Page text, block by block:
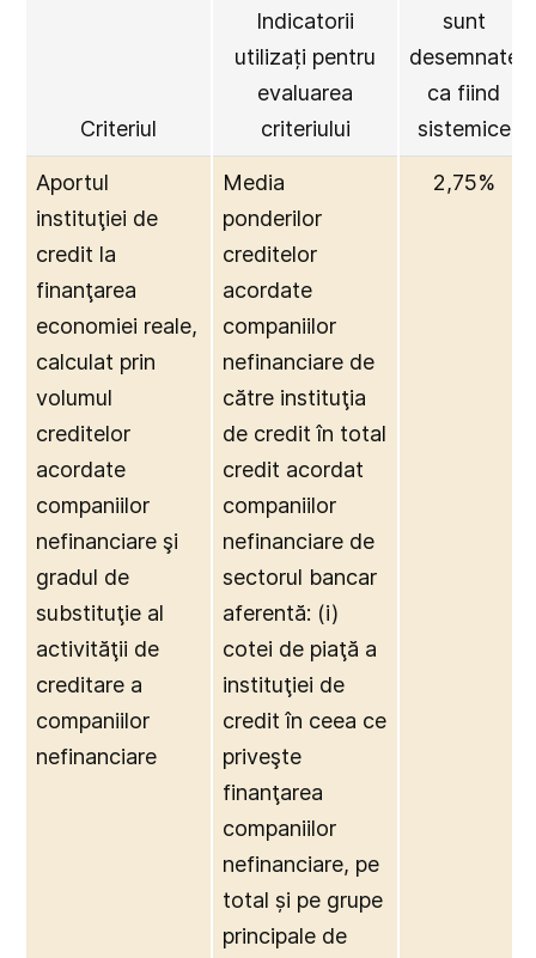
Criteriul
Indicatorii
utilizați pentru
evaluarea
criteriului
sunt
desemnate
ca fiind
sistemice
Aportul
instituţiei de
credit la
finanţarea
economiei reale,
calculat prin
volumul
creditelor
acordate
companiilor
nefinanciare şi
gradul de
substituţie al
activităţii de
creditare a
companiilor
nefinanciare
Media
ponderilor
creditelor
acordate
companiilor
nefinanciare de
către instituţia
de credit în total
credit acordat
companiilor
nefinanciare de
sectorul bancar
aferentă: (i)
cotei de piaţă a
instituţiei de
credit în ceea ce
priveşte
finanţarea
companiilor
nefinanciare, pe
total și pe grupe
principale de
2,75%